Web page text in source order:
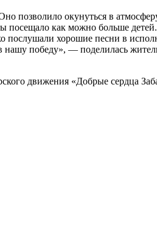
позволило окунуться в
посещало как можно больше
хорошие песни в
победу», — поделилась
движения «Добрые сердца